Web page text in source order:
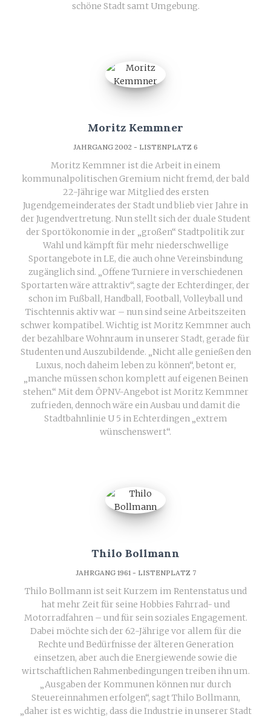
schöne Stadt samt Umgebung.
Moritz Kemmner
JAHRGANG 2002 - LISTENPLATZ 6
Moritz Kemmner ist die Arbeit in einem
kommunalpolitischen Gremium nicht fremd, der bald
22-Jährige war Mitglied des ersten
Jugendgemeinderates der Stadt und blieb vier Jahre in
der Jugendvertretung. Nun stellt sich der duale Student
der Sportökonomie in der „großen“ Stadtpolitik zur
Wahl und kämpft für mehr niederschwellige
Sportangebote in LE, die auch ohne Vereinsbindung
zugänglich sind. „Offene Turniere in verschiedenen
Sportarten wäre attraktiv“, sagte der Echterdinger, der
schon im Fußball, Handball, Football, Volleyball und
Tischtennis aktiv war – nun sind seine Arbeitszeiten
schwer kompatibel. Wichtig ist Moritz Kemmner auch
der bezahlbare Wohnraum in unserer Stadt, gerade für
Studenten und Auszubildende. „Nicht alle genießen den
Luxus, noch daheim leben zu können“, betont er,
„manche müssen schon komplett auf eigenen Beinen
stehen.“ Mit dem ÖPNV-Angebot ist Moritz Kemmner
zufrieden, dennoch wäre ein Ausbau und damit die
Stadtbahnlinie U 5 in Echterdingen „extrem
wünschenswert“.
Thilo Bollmann
JAHRGANG 1961 - LISTENPLATZ 7
Thilo Bollmann ist seit Kurzem im Rentenstatus und
hat mehr Zeit für seine Hobbies Fahrrad- und
Motorradfahren – und für sein soziales Engagement.
Dabei möchte sich der 62-Jährige vor allem für die
Rechte und Bedürfnisse der älteren Generation
einsetzen, aber auch die Energiewende sowie die
wirtschaftlichen Rahmenbedingungen treiben ihn um.
„Ausgaben der Kommunen können nur durch
Steuereinnahmen erfolgen“, sagt Thilo Bollmann,
„daher ist es wichtig, dass die Industrie in unserer Stadt